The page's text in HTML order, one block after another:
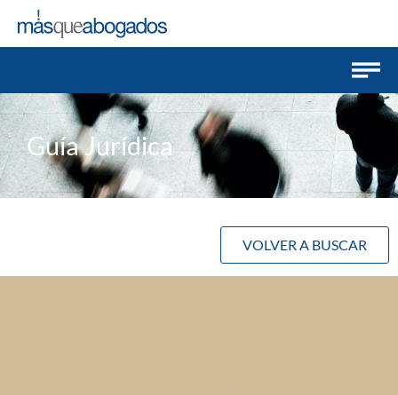
Guía Jurídica
VOLVER A BUSCAR